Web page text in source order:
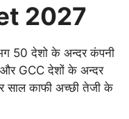
2027
50 देशो के अन्दर कंपनी
GCC देशों के अन्दर
साल काफी अच्छी तेजी के